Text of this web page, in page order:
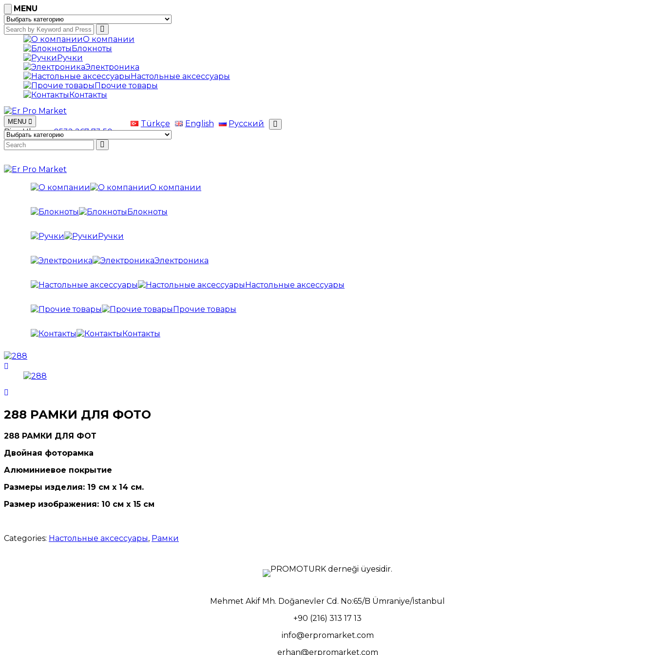
MENU
О компании
Блокноты
Ручки
Электроника
Настольные аксессуары
Прочие товары
Контакты
MENU
Bize Ulaşın+0532 267 73 50
Türkçe English Русский
О компании
Блокноты
Ручки
Электроника
Настольные аксессуары
Прочие товары
Контакты
288 РАМКИ ДЛЯ ФОТО
288 РАМКИ ДЛЯ ФОТ
Двойная фоторамка
Алюминиевое покрытие
Размеры изделия: 19 см x 14 см.
Размер изображения: 10 см х 15 см
Categories: Настольные аксессуары, Рамки
Mehmet Akif Mh. Doğanevler Cd. No:65/B Ümraniye/İstanbul
+90 (216) 313 17 13
info@erpromarket.com
erhan@erpromarket.com